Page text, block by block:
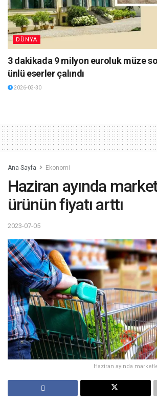
DÜNYA
3 dakikada 9 milyon euroluk müze
ünlü eserler çalındı
2026-03-30
Ana Sayfa Ekonomi
Haziran ayında
ürünün fiyatı arttı
2023-07-05
Haziran ayında